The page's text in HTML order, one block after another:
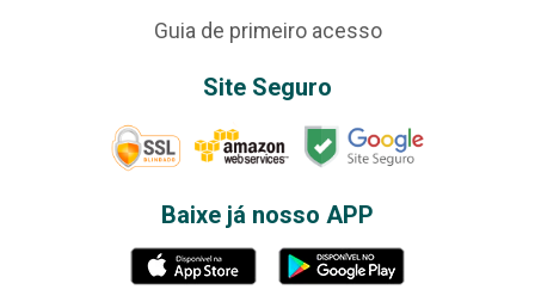
Guia de primeiro acesso
Site Seguro
Baixe já nosso APP